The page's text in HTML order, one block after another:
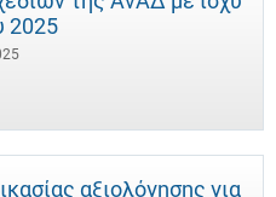
2025
αξιολόγησης για